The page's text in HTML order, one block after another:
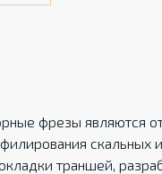
фрезы являются
скальных
траншей,